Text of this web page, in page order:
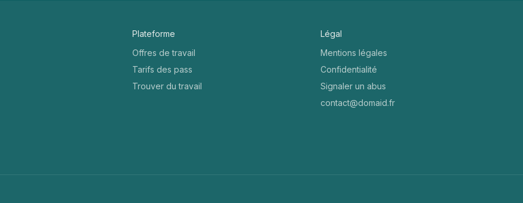
Plateforme
Offres de travail
Tarifs des pass
Trouver du travail
Légal
Mentions légales
Confidentialité
Signaler un abus
contact@domaid.fr